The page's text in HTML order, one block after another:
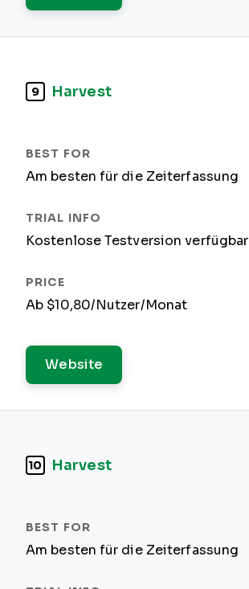
9 Harvest
Am besten für die Zeiterfassung
Kostenlose Testversion verfügbar
Ab $10,80/Nutzer/Monat
Website
10 Harvest
Am besten für die Zeiterfassung